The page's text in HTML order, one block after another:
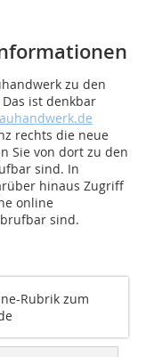
zu den
ist denkbar
rechts die neue
Sie von dort zu den
sind. In
hinaus Zugriff
online
sind.
Rubrik zum